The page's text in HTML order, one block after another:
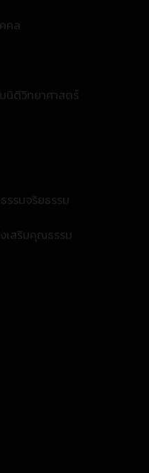
คล
นิติวิทยาศาสตร์
รมจริยธรรม
เสริมคุณธรรม